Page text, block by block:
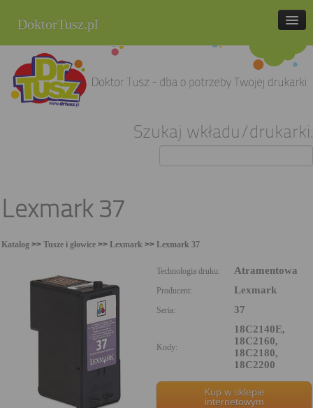
DoktorTusz.pl
tel. 857 337 337
Strona główna
Sklep internetowy
Szukaj wkładu/drukarki:
Lexmark 37
Katalog >> Tusze i głowice >> Lexmark >> Lexmark 37
Technologia druku: Atramentowa
Producent: Lexmark
Seria: 37
Kody:
18C2140E,
18C2160,
18C2180,
18C2200
Kup w sklepie
internetowym